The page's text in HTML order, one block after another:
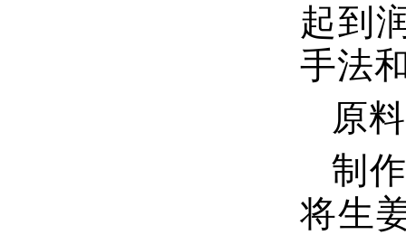
起到
手法
原
制
将生